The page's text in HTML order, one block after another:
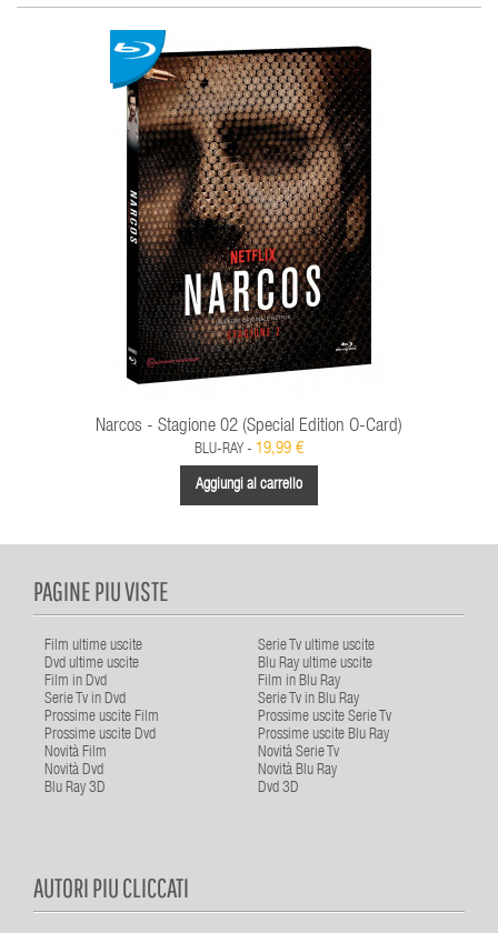
Narcos - Stagione 02 (Special Edition O-Card)
BLU-RAY - 19,99 €
Aggiungi al carrello
PAGINE PIU VISTE
Film ultime uscite
Serie Tv ultime uscite
Dvd ultime uscite
Blu Ray ultime uscite
Film in Dvd
Film in Blu Ray
Serie Tv in Dvd
Serie Tv in Blu Ray
Prossime uscite Film
Prossime uscite Serie Tv
Prossime uscite Dvd
Prossime uscite Blu Ray
Novità Film
Novità Serie Tv
Novità Dvd
Novità Blu Ray
Blu Ray 3D
Dvd 3D
AUTORI PIU CLICCATI